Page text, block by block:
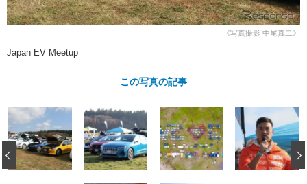
クト
ショップレポート プロショップ検索
レストア
カーメーカー「旧車」関連プロジ
イベント
《写真撮影 中尾真二》
Japan EV Meetup
この写真の記事
‹